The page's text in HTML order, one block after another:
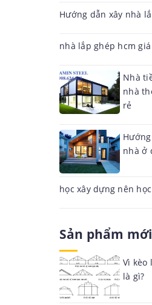
Hướng dẫn xây nhà
nhà lắp ghép hcm
Nhà
nhà
rẻ
nhà ở
học xây dựng nên
Sản phẩm mới
Vì kèo
là gì?